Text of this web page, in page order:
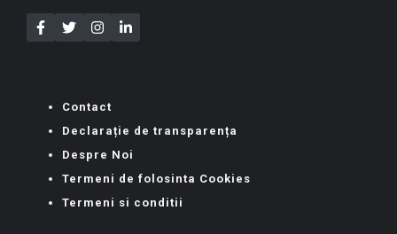
Contact
Declarație de transparența
Despre Noi
Termeni de folosinta Cookies
Termeni si conditii